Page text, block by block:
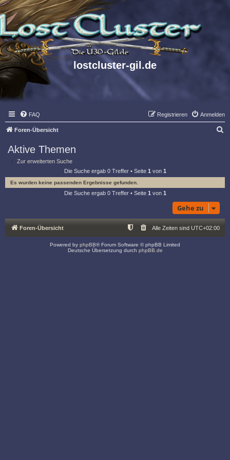
lostcluster-gil.de
FAQ Anmelden
Registrieren
Foren-Übersicht
e
Aktive Themen
Zur erweiterten Suche
Die Suche ergab 0 Treffer • Seite 1 von 1
Es wurden keine passenden Ergebnisse gefunden.
Die Suche ergab 0 Treffer • Seite 1 von 1
Gehe zu
Foren-Übersicht Alle Zeiten sind UTC+02:00
Powered by phpBB® Forum Software © phpBB Limited
Deutsche Übersetzung durch phpBB.de